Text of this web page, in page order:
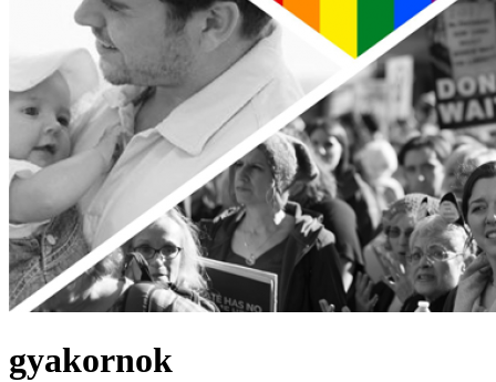
gyakornok